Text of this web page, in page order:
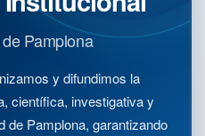
Pamplona
y difundimos la
científica, investigativa y
de Pamplona, garantizando